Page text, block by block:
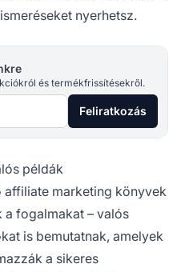
nyerhetsz.
és termékfrissítésekről.
Feliratkozás
példák
marketing könyvek
a fogalmakat – valós
is bemutatnak, amelyek
a sikeres